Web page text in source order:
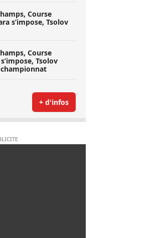
Course
s’impose, Tsolov
Course
Tsolov
championnat
+ d'infos